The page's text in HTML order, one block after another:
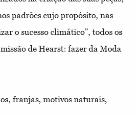
padrões cujo propósito, nas
o sucesso climático”, todos os
de Hearst: fazer da Moda
franjas, motivos naturais,